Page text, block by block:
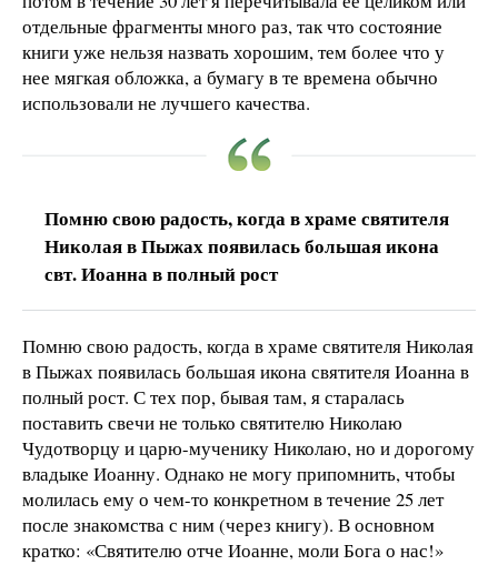
отдельные фрагменты много раз, так что состояние
книги уже нельзя назвать хорошим, тем более что у
нее мягкая обложка, а бумагу в те времена обычно
использовали не лучшего качества.
Помню свою радость, когда в храме святителя
Николая в Пыжах появилась большая икона
свт. Иоанна в полный рост
Помню свою радость, когда в храме святителя Николая
в Пыжах появилась большая икона святителя Иоанна в
полный рост. С тех пор, бывая там, я старалась
поставить свечи не только святителю Николаю
Чудотворцу и царю-мученику Николаю, но и дорогому
владыке Иоанну. Однако не могу припомнить, чтобы
молилась ему о чем-то конкретном в течение 25 лет
после знакомства с ним (через книгу). В основном
кратко: «Святителю отче Иоанне, моли Бога о нас!»